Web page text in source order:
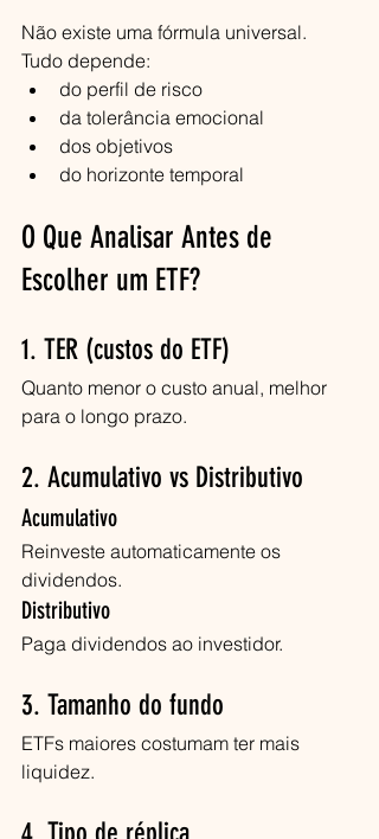
Não existe uma fórmula universal.
Tudo depende:
do perfil de risco
da tolerância emocional
dos objetivos
do horizonte temporal
O Que Analisar Antes de
Escolher um ETF?
1. TER (custos do ETF)
Quanto menor o custo anual, melhor
para o longo prazo.
2. Acumulativo vs Distributivo
Acumulativo
Reinveste automaticamente os
dividendos.
Distributivo
Paga dividendos ao investidor.
3. Tamanho do fundo
ETFs maiores costumam ter mais
liquidez.